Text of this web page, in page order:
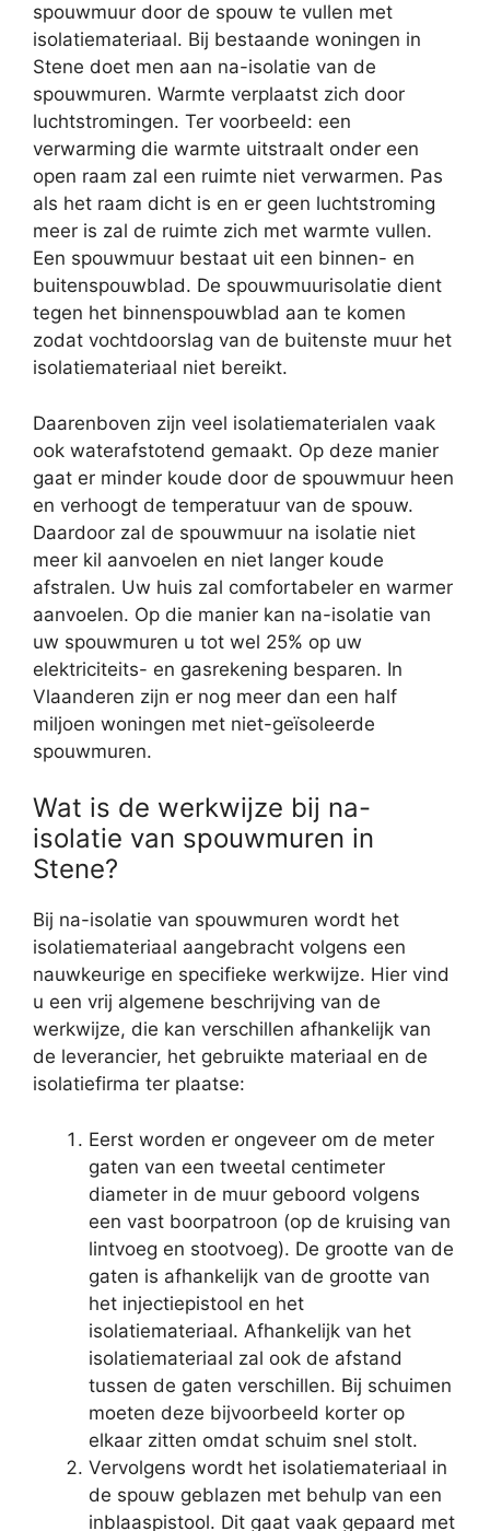
spouwmuur door de spouw te vullen met
isolatiemateriaal. Bij bestaande woningen in
Stene doet men aan na-isolatie van de
spouwmuren. Warmte verplaatst zich door
luchtstromingen. Ter voorbeeld: een
verwarming die warmte uitstraalt onder een
open raam zal een ruimte niet verwarmen. Pas
als het raam dicht is en er geen luchtstroming
meer is zal de ruimte zich met warmte vullen.
Een spouwmuur bestaat uit een binnen- en
buitenspouwblad. De spouwmuurisolatie dient
tegen het binnenspouwblad aan te komen
zodat vochtdoorslag van de buitenste muur het
isolatiemateriaal niet bereikt.
Daarenboven zijn veel isolatiematerialen vaak
ook waterafstotend gemaakt. Op deze manier
gaat er minder koude door de spouwmuur heen
en verhoogt de temperatuur van de spouw.
Daardoor zal de spouwmuur na isolatie niet
meer kil aanvoelen en niet langer koude
afstralen. Uw huis zal comfortabeler en warmer
aanvoelen. Op die manier kan na-isolatie van
uw spouwmuren u tot wel 25% op uw
elektriciteits- en gasrekening besparen. In
Vlaanderen zijn er nog meer dan een half
miljoen woningen met niet-geïsoleerde
spouwmuren.
Wat is de werkwijze bij na-
isolatie van spouwmuren in
Stene?
Bij na-isolatie van spouwmuren wordt het
isolatiemateriaal aangebracht volgens een
nauwkeurige en specifieke werkwijze. Hier vind
u een vrij algemene beschrijving van de
werkwijze, die kan verschillen afhankelijk van
de leverancier, het gebruikte materiaal en de
isolatiefirma ter plaatse:
Eerst worden er ongeveer om de meter
gaten van een tweetal centimeter
diameter in de muur geboord volgens
een vast boorpatroon (op de kruising van
lintvoeg en stootvoeg). De grootte van de
gaten is afhankelijk van de grootte van
het injectiepistool en het
isolatiemateriaal. Afhankelijk van het
isolatiemateriaal zal ook de afstand
tussen de gaten verschillen. Bij schuimen
moeten deze bijvoorbeeld korter op
elkaar zitten omdat schuim snel stolt.
Vervolgens wordt het isolatiemateriaal in
de spouw geblazen met behulp van een
inblaaspistool. Dit gaat vaak gepaard met